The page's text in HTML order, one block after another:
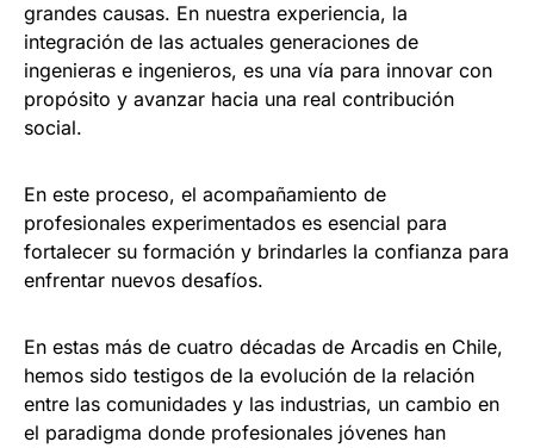
grandes causas. En nuestra experiencia, la
integración de las actuales generaciones de
ingenieras e ingenieros, es una vía para innovar con
propósito y avanzar hacia una real contribución
social.
En este proceso, el acompañamiento de
profesionales experimentados es esencial para
fortalecer su formación y brindarles la confianza para
enfrentar nuevos desafíos.
En estas más de cuatro décadas de Arcadis en Chile,
hemos sido testigos de la evolución de la relación
entre las comunidades y las industrias, un cambio en
el paradigma donde profesionales jóvenes han